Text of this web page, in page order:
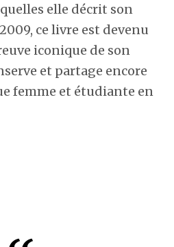
elle décrit son
ce livre est devenu
iconique de son
et partage encore
femme et étudiante en